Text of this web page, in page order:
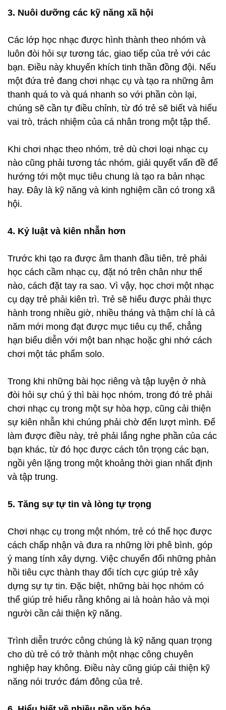
3. Nuôi dưỡng các kỹ năng xã hội
Các lớp học nhạc được hình thành theo nhóm và
luôn đòi hỏi sự tương tác, giao tiếp của trẻ với các
bạn. Điều này khuyến khích tinh thần đồng đội. Nếu
một đứa trẻ đang chơi nhạc cụ và tạo ra những âm
thanh quá to và quá nhanh so với phần còn lại,
chúng sẽ cần tự điều chỉnh, từ đó trẻ sẽ biết và hiểu
vai trò, trách nhiệm của cá nhân trong một tập thể.
Khi chơi nhạc theo nhóm, trẻ dù chơi loại nhạc cụ
nào cũng phải tương tác nhóm, giải quyết vấn đề để
hướng tới một mục tiêu chung là tạo ra bản nhạc
hay. Đây là kỹ năng và kinh nghiệm cần có trong xã
hội.
4. Kỷ luật và kiên nhẫn hơn
Trước khi tạo ra được âm thanh đầu tiên, trẻ phải
học cách cầm nhạc cụ, đặt nó trên chân như thế
nào, cách đặt tay ra sao. Vì vậy, học chơi một nhạc
cụ dạy trẻ phải kiên trì. Trẻ sẽ hiểu được phải thực
hành trong nhiều giờ, nhiều tháng và thậm chí là cả
năm mới mong đạt được mục tiêu cụ thể, chẳng
hạn biểu diễn với một ban nhạc hoặc ghi nhớ cách
chơi một tác phẩm solo.
Trong khi những bài học riêng và tập luyện ở nhà
đòi hỏi sự chú ý thì bài học nhóm, trong đó trẻ phải
chơi nhạc cụ trong một sự hòa hợp, cũng cải thiện
sự kiên nhẫn khi chúng phải chờ đến lượt mình. Để
làm được điều này, trẻ phải lắng nghe phần của các
bạn khác, từ đó học được cách tôn trọng các bạn,
ngồi yên lặng trong một khoảng thời gian nhất định
và tập trung.
5. Tăng sự tự tin và lòng tự trọng
Chơi nhạc cụ trong một nhóm, trẻ có thể học được
cách chấp nhận và đưa ra những lời phê bình, góp
ý mang tính xây dựng. Việc chuyển đổi những phản
hồi tiêu cực thành thay đổi tích cực giúp trẻ xây
dựng sự tự tin. Đặc biệt, những bài học nhóm có
thể giúp trẻ hiểu rằng không ai là hoàn hảo và mọi
người cần cải thiện kỹ năng.
Trình diễn trước công chúng là kỹ năng quan trọng
cho dù trẻ có trở thành một nhạc công chuyên
nghiệp hay không. Điều này cũng giúp cải thiện kỹ
năng nói trước đám đông của trẻ.